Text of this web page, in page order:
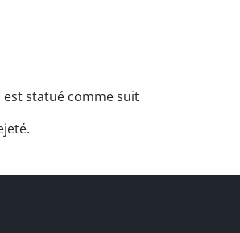
est statué comme suit